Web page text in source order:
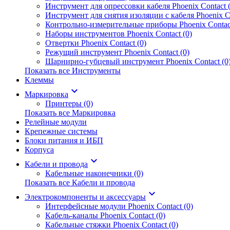
Инструмент для опрессовки кабеля Phoenix Contact
Инструмент для снятия изоляции с кабеля Phoenix
Контрольно-измерительные приборы Phoenix
Наборы инструментов Phoenix Contact (0)
Отвертки Phoenix Contact (0)
Режущий инструмент Phoenix Contact (0)
Шарнирно-губцевый инструмент Phoenix Contact
Показать все Инструменты
Клеммы
Маркировка keyboard_arrow_down
Принтеры (0)
Показать все Маркировка
Релейные модули
Крепежные системы
Блоки питания и ИБП
Корпуса
Кабели и провода keyboard_arrow_down
Кабельные наконечники (0)
Показать все Кабели и провода
Электрокомпоненты и аксессуары keyboard_arrow_down
Интерфейсные модули Phoenix Contact (0)
Кабель-каналы Phoenix Contact (0)
Кабельные стяжки Phoenix Contact (0)